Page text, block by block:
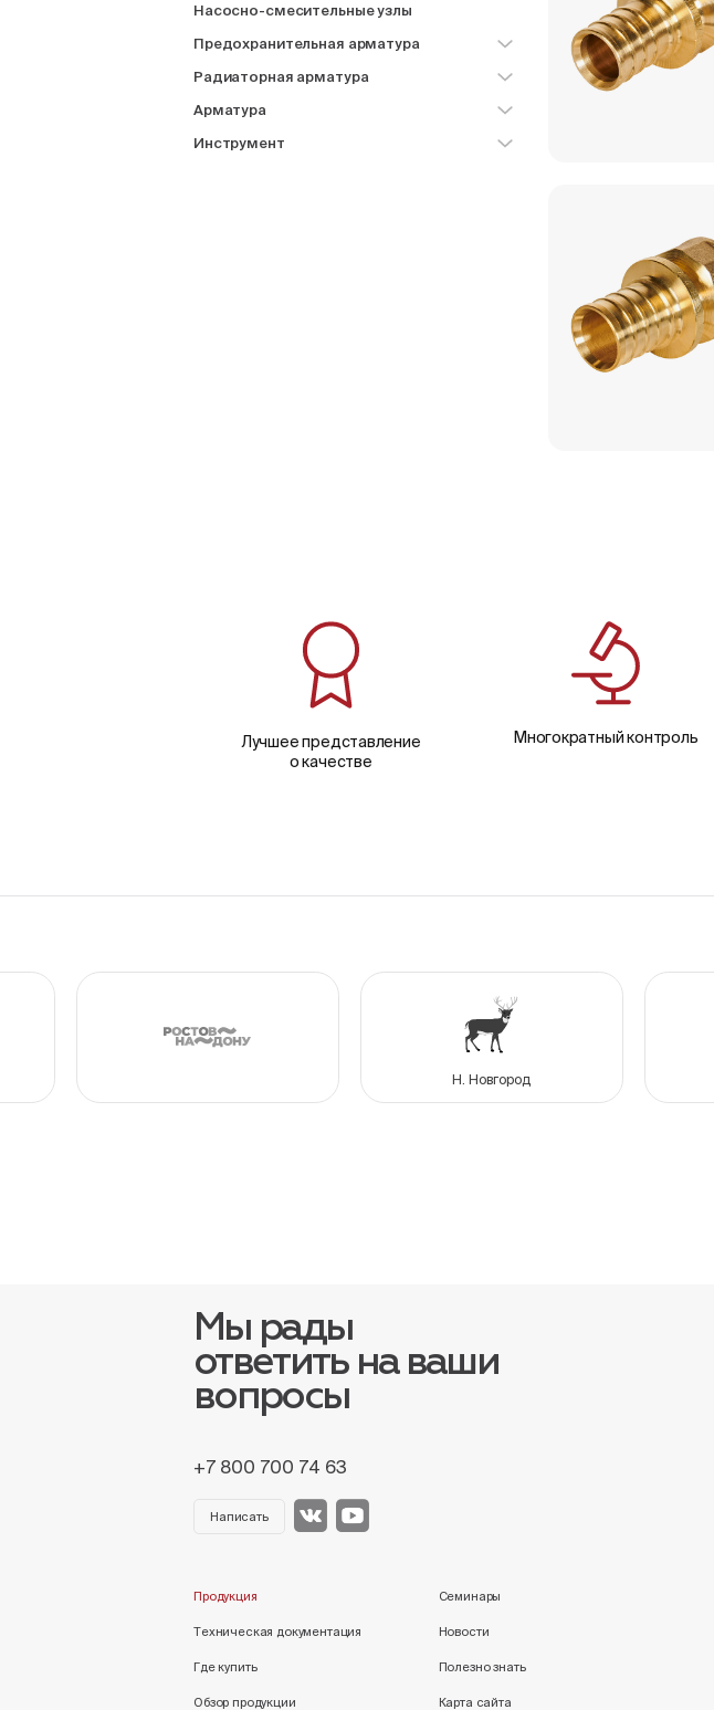
Насосно-смесительные узлы
Предохранительная арматура
Радиаторная арматура
Арматура
Инструмент
Лучшее представление
о качестве
Многократный контроль
Н. Новгород
Мы рады
ответить на ваши
вопросы
+7 800 700 74 63
Написать
Продукция
Техническая документация
Где купить
Обзор продукции
Семинары
Новости
Полезно знать
Карта сайта